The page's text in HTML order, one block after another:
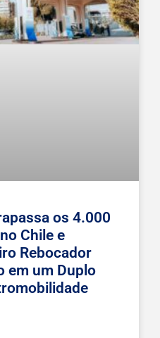
os 4.000
Chile e
Rebocador
em um Duplo